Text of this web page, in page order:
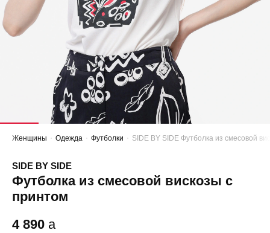
Женщины Одежда Футболки SIDE BY SIDE Футболка из смесовой
SIDE BY SIDE
Футболка из смесовой вискозы с
принтом
4 890 a